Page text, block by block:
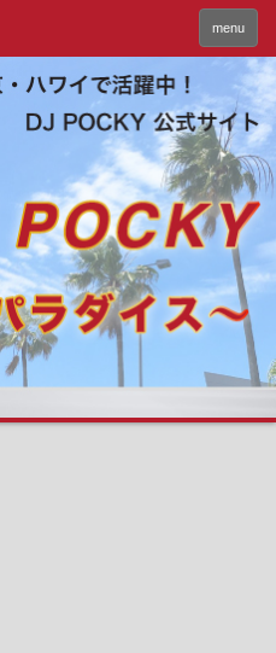
menu